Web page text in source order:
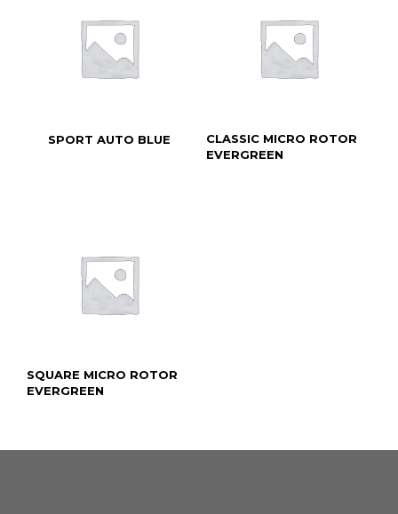
SPORT AUTO BLUE
CLASSIC MICRO ROTOR
EVERGREEN
SQUARE MICRO ROTOR
EVERGREEN